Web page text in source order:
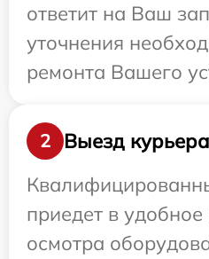
ответит на Ваш
уточнения
ремонта Вашего
2
Выезд
приедет в
осмотра